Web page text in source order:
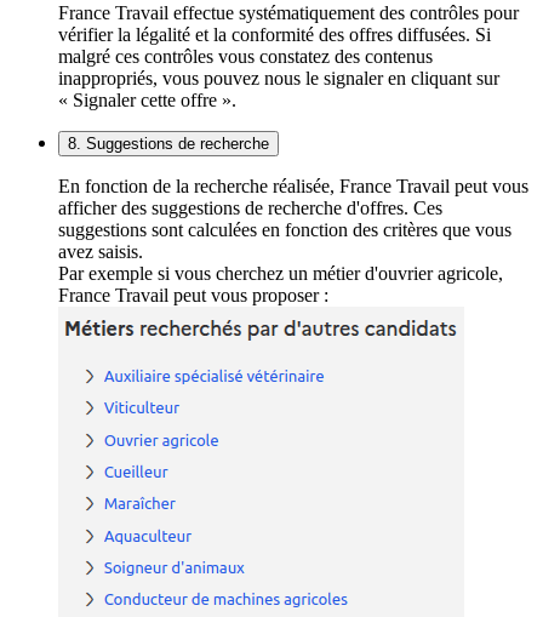
France Travail effectue systématiquement des contrôles pour
vérifier la légalité et la conformité des offres diffusées. Si
malgré ces contrôles vous constatez des contenus
inappropriés, vous pouvez nous le signaler en cliquant sur
« Signaler cette offre ».
8. Suggestions de recherche
En fonction de la recherche réalisée, France Travail peut vous
afficher des suggestions de recherche d'offres. Ces
suggestions sont calculées en fonction des critères que vous
avez saisis.
Par exemple si vous cherchez un métier d'ouvrier agricole,
France Travail peut vous proposer :